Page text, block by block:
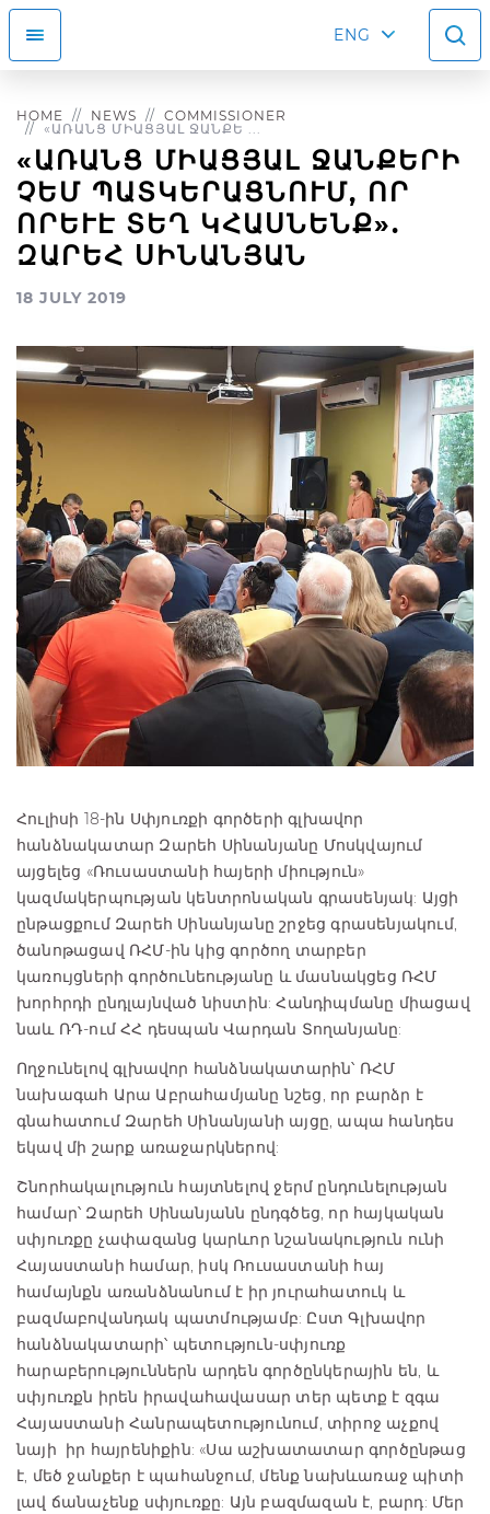
ENG
HOME NEWS
COMMISSIONER
«ԱՌԱՆՑ ՄԻԱՑՅԱԼ ՋԱՆՔԵ ...
«ԱՌԱՆՑ ՄԻԱՑՅԱԼ ՋԱՆՔԵՐԻ
ՉԵՄ ՊԱՏԿԵՐԱՑՆՈՒՄ, ՈՐ
ՈՐԵՒԷ ՏԵՂ ԿՀԱՍՆԵՆՔ». Զ
ԱՐԵՀ ՍԻՆԱՆՅԱՆ
18 JULY 2019
Հուլիսի 18-ին Սփյուռքի գործերի գլխավոր
հանձնակատար Զարեհ Սինանյանը Մոսկվայում
այցելեց «Ռուսաստանի հայերի միություն»
կազմակերպության կենտրոնական գրասենյակ: Այցի
ընթացքում Զարեհ Սինանյանը շրջեց գրասենյակում,
ծանոթացավ ՌՀՄ-ին կից գործող տարբեր
կառույցների գործունեությանը և մասնակցեց ՌՀՄ
խորհրդի ընդլայնված նիստին: Հանդիպմանը միացավ
նաև ՌԴ-ում ՀՀ դեսպան Վարդան Տողանյանը:
Ողջունելով գլխավոր հանձնակատարին՝ ՌՀՄ
նախագահ Արա Աբրահամյանը նշեց, որ բարձր է
գնահատում Զարեհ Սինանյանի այցը, ապա հանդես
եկավ մի շարք առաջարկներով:
Շնորհակալություն հայտնելով ջերմ ընդունելության
համար՝ Զարեհ Սինանյանն ընդգծեց, որ հայկական
սփյուռքը չափազանց կարևոր նշանակություն ունի
Հայաստանի համար, իսկ Ռուսաստանի հայ
համայնքն առանձնանում է իր յուրահատուկ և
բազմաբովանդակ պատմությամբ: Ըստ Գլխավոր
հանձնակատարի՝ պետություն-սփյուռք
հարաբերություններն արդեն գործընկերային են, և
սփյուռքն իրեն իրավահավասար տեր պետք է զգա
Հայաստանի Հանրապետությունում, տիրոջ աչքով
նայի իր հայրենիքին: «Սա աշխատատար գործընթաց
է, մեծ ջանքեր է պահանջում, մենք նախևառաջ պիտի
լավ ճանաչենք սփյուռքը: Այն բազմազան է, բարդ: Մեր